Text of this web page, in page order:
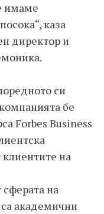
имаме
каза
директор и
си
бе
Forbes Business
клиентите на
на
са академични